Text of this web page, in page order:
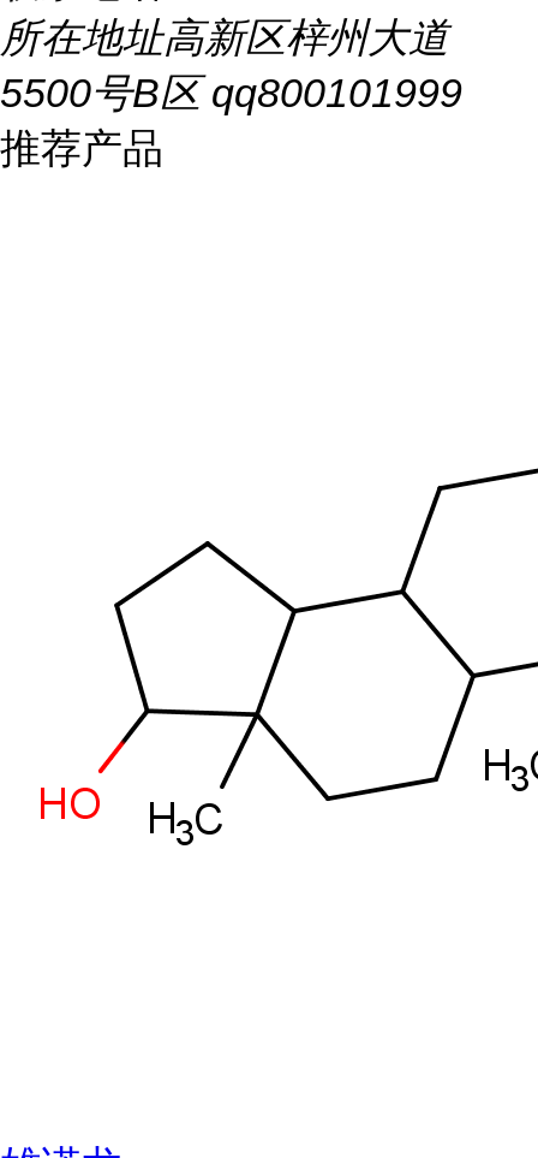
所在地址高新区梓州大道
5500号B区 qq800101999
推荐产品